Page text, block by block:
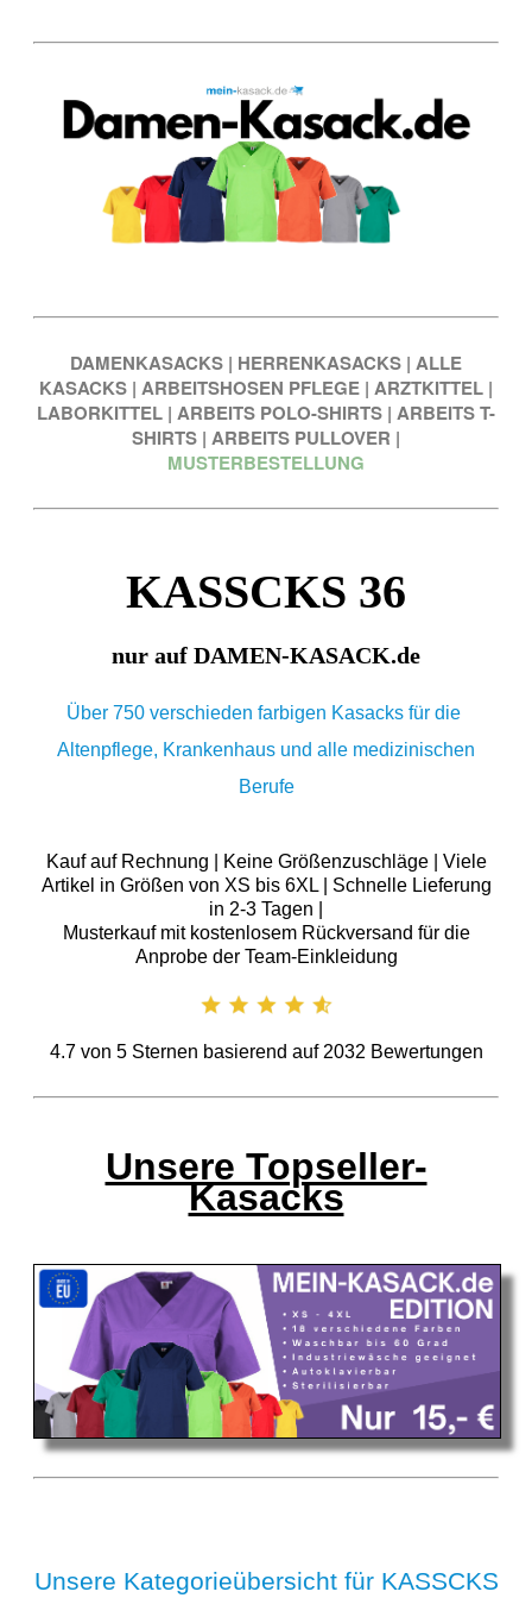
DAMENKASACKS | HERRENKASACKS | ALLE
KASACKS | ARBEITSHOSEN PFLEGE | ARZTKITTEL |
LABORKITTEL | ARBEITS POLO-SHIRTS | ARBEITS T-
SHIRTS | ARBEITS PULLOVER |
MUSTERBESTELLUNG
KASSCKS 36
nur auf DAMEN-KASACK.de
Über 750 verschieden farbigen Kasacks für die
Altenpflege, Krankenhaus und alle medizinischen
Berufe
Kauf auf Rechnung | Keine Größenzuschläge | Viele
Artikel in Größen von XS bis 6XL | Schnelle Lieferung
in 2-3 Tagen |
Musterkauf mit kostenlosem Rückversand für die
Anprobe der Team-Einkleidung
4.7von 5Sternen basierend auf 2032 Bewertungen
Unsere Topseller-
Kasacks
Unsere Kategorieübersicht für KASSCKS